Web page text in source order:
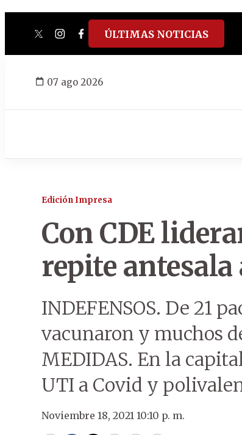
twitterinstagram
facebook
tiktokyoutube
spotify
ÚLTIMAS NOTICIAS
07 ago 2026
Edición Impresa
Con CDE
repite
INDEFENSOS. De 21
vacunaron y muchos
MEDIDAS. En la
UTI a Covid y
Noviembre 18, 2021 10:10 p. m.